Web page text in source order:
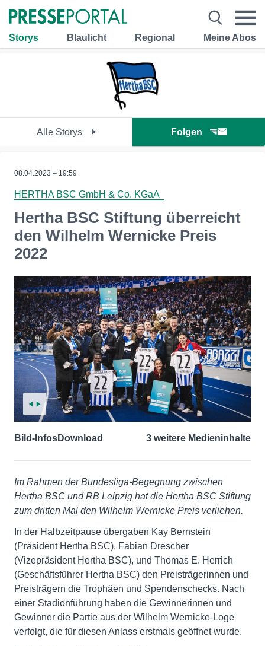
Storys Blaulicht Regional Meine Abos
Alle Storys Folgen
08.04.2023 – 19:59
HERTHA BSC GmbH & Co. KGaA
Hertha BSC Stiftung überreicht
den Wilhelm Wernicke Preis
2022
Bild-InfosDownload 3 weitere Medieninhalte
Im Rahmen der Bundesliga-Begegnung zwischen
Hertha BSC und RB Leipzig hat die Hertha BSC Stiftung
zum dritten Mal den Wilhelm Wernicke Preis verliehen.
In der Halbzeitpause übergaben Kay Bernstein
(Präsident Hertha BSC), Fabian Drescher
(Vizepräsident Hertha BSC), und Thomas E. Herrich
(Geschäftsführer Hertha BSC) den Preisträgerinnen und
Preisträgern die Trophäen und Spendenschecks. Nach
einer Stadionführung haben die Gewinnerinnen und
Gewinner die Partie aus der Wilhelm Wernicke-Loge
verfolgt, die für diesen Anlass erstmals geöffnet wurde.